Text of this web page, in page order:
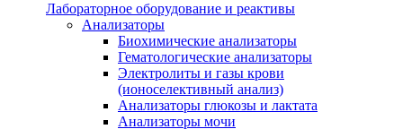
Лабораторное оборудование и реактивы
Анализаторы
Биохимические анализаторы
Гематологические анализаторы
Электролиты и газы крови
(ионоселективный анализ)
Анализаторы глюкозы и лактата
Анализаторы мочи